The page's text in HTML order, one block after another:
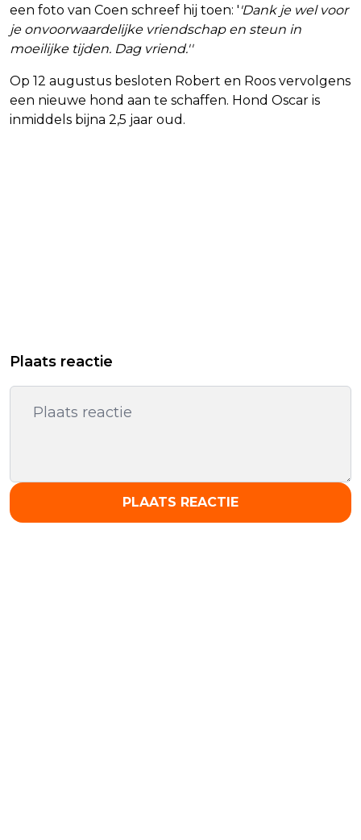
een foto van Coen schreef hij toen: ' 'Dank je wel voor
je onvoorwaardelijke vriendschap en steun in
moeilijke tijden. Dag vriend.''
Op 12 augustus besloten Robert en Roos vervolgens
een nieuwe hond aan te schaffen. Hond Oscar is
inmiddels bijna 2,5 jaar oud.
Plaats reactie
PLAATS REACTIE